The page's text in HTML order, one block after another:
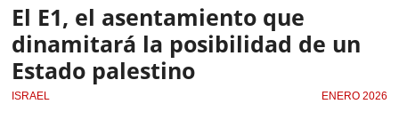
El E1, el asentamiento que
dinamitará la posibilidad de un
Estado palestino
ISRAEL ENERO 2026